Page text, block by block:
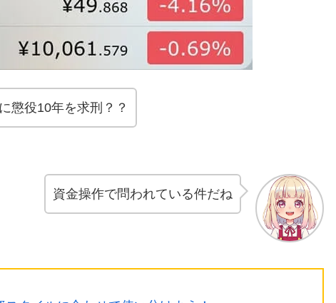
懲役10年を求刑？？
資金操作で問われている件だね